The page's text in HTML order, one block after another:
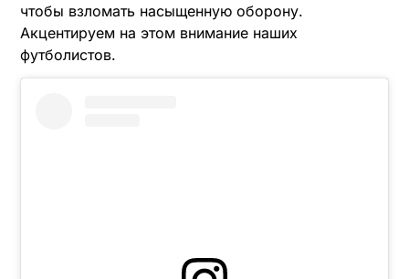
чтобы взломать насыщенную оборону.
Акцентируем на этом внимание наших
футболистов.